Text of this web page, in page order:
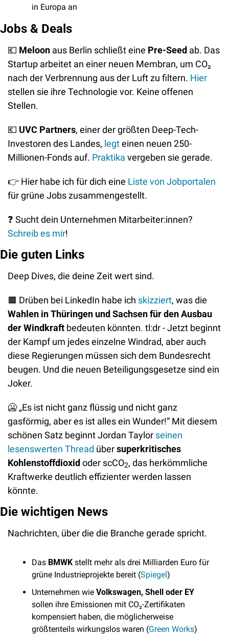
in Europa an
Jobs & Deals
💶 Meloon aus Berlin schließt eine Pre-Seed ab. Das
Startup arbeitet an einer neuen Membran, um CO₂
nach der Verbrennung aus der Luft zu filtern. Hier
stellen sie ihre Technologie vor. Keine offenen
Stellen.
💶 UVC Partners, einer der größten Deep-Tech-
Investoren des Landes, legt einen neuen 250-
Millionen-Fonds auf. Praktika vergeben sie gerade.
👉 Hier habe ich für dich eine Liste von Jobportalen
für grüne Jobs zusammengestellt.
❓
Schreib es mir!
Die guten Links
Deep Dives, die deine Zeit wert sind.
🟫 Drüben bei LinkedIn habe ich skizziert
Wahlen in Thüringen und Sachsen für den Ausbau
der Windkraft bedeuten könnten. tl:dr - Jetzt beginnt
der Kampf um jedes einzelne Windrad, aber auch
diese Regierungen müssen sich dem Bundesrecht
beugen. Und die neuen Beteiligungsgesetze sind ein
Joker.
🥶 „Es ist nicht ganz flüssig und nicht ganz
gasförmig, aber es ist alles ein Wunder!“ Mit diesem
schönen Satz beginnt Jordan Taylor seinen
lesenswerten Thread über superkritisches
Kohlenstoffdioxid oder scCO2, das herkömmliche
Kraftwerke deutlich effizienter werden lassen
könnte.
Die wichtigen News
Nachrichten, über die die Branche gerade spricht.
Das BMWK stellt mehr als drei Milliarden Euro für
grüne Industrieprojekte bereit (Spiegel)
Unternehmen wie Volkswagen, Shell oder EY
sollen ihre Emissionen mit CO₂-Zertifikaten
kompensiert haben, die möglicherweise
größtenteils wirkungslos waren (Green Works)